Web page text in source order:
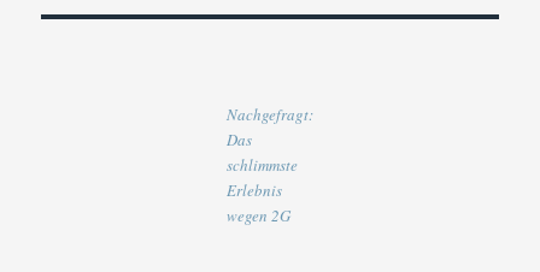
Nachgefragt:
Das
schlimmste
Erlebnis
wegen 2G